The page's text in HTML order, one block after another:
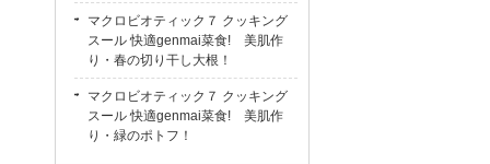
マクロビオティック７ クッキング
スール 快適genmai菜食! 美肌作
り・春の切り干し大根！
マクロビオティック７ クッキング
スール 快適genmai菜食! 美肌作
り・緑のポトフ！